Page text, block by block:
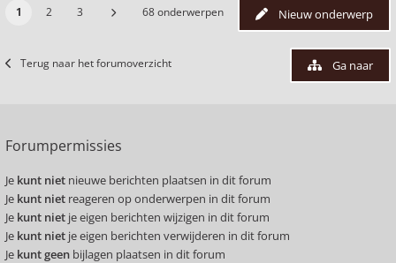
Nieuw onderwerp
1 2 3 68 onderwerpen
Terug naar het forumoverzicht Ga naar
Forumpermissies
Je kunt niet nieuwe berichten plaatsen in dit forum
Je kunt niet reageren op onderwerpen in dit forum
Je kunt niet je eigen berichten wijzigen in dit forum
Je kunt niet je eigen berichten verwijderen in dit forum
Je kunt geen bijlagen plaatsen in dit forum